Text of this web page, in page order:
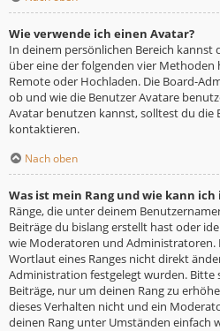
Wie verwende ich einen Avatar?
In deinem persönlichen Bereich kannst
über eine der folgenden vier Methoden
Remote oder Hochladen. Die Board-
ob und wie die Benutzer Avatare
Avatar benutzen kannst, solltest du die
kontaktieren.
Nach oben
Was ist mein Rang und wie kann
Ränge, die unter deinem
Beiträge du bislang erstellt hast oder
wie Moderatoren und Administratoren.
Wortlaut eines Ranges nicht direkt
Administration festgelegt wurden. Bitte
Beiträge, nur um deinen Rang zu
dieses Verhalten nicht und ein
deinen Rang unter Umständen einfach